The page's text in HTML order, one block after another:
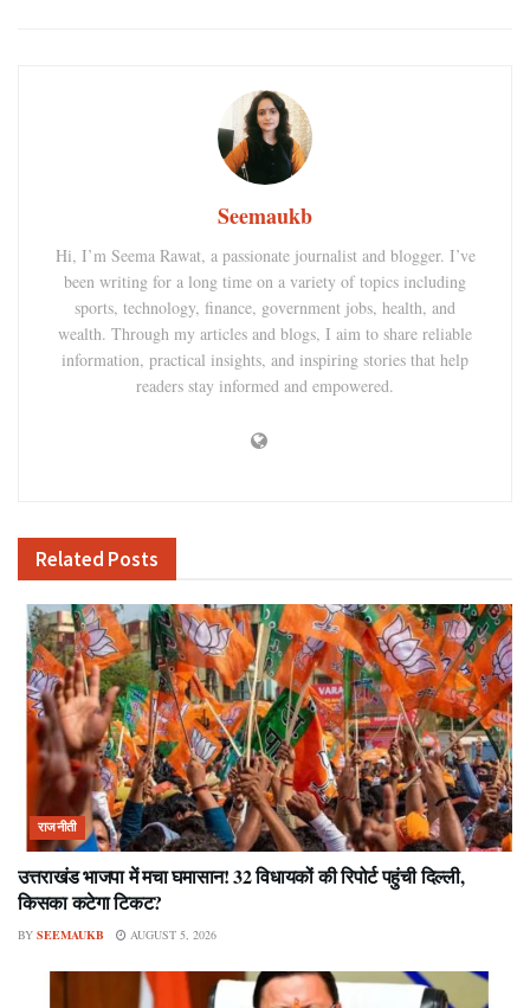
Seemaukb
Hi, I’m Seema Rawat, a passionate journalist and blogger. I’ve
been writing for a long time on a variety of topics including
sports, technology, finance, government jobs, health, and
wealth. Through my articles and blogs, I aim to share reliable
information, practical insights, and inspiring stories that help
readers stay informed and empowered.
Related Posts
राजनीती
उत्तराखंड भाजपा में मचा घमासान! 32 विधायकों की रिपोर्ट पहुंची दिल्ली,
किसका कटेगा टिकट?
BY SEEMAUKB AUGUST 5, 2026